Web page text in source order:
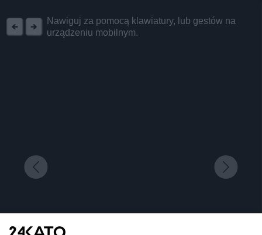
Nawiguj za pomocą klawiatury, lub gestów na
urządzeniu mobilnym.